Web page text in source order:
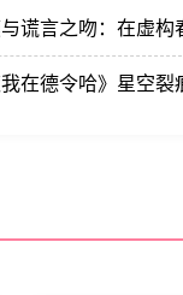
谎言之吻：在虚
在德令哈》星空裂